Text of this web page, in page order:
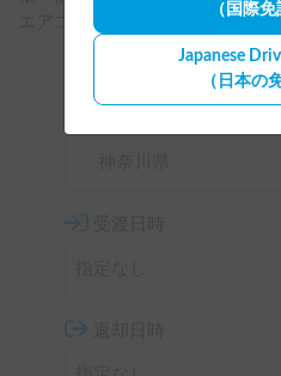
（国際免
Japanese
（日本の
エアコン付き車両も比較できま